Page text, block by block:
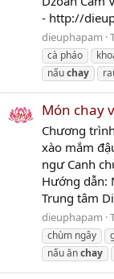
- http://
dieuphapam
cà pháo
nấuchay
Món chay
Chương
xào mắm
ngư Canh
Hướng dẫn:
Trung tâm
dieuphapam
chùm ngây
nấu ănchay